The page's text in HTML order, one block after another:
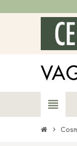
view_headline
chevron_right